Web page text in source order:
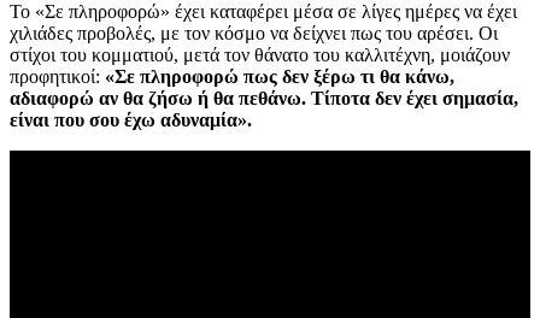
Το «Σε πληροφορώ» έχει καταφέρει μέσα σε λίγες ημέρες να έχει
χιλιάδες προβολές, με τον κόσμο να δείχνει πως του αρέσει. Οι
στίχοι του κομματιού, μετά τον θάνατο του καλλιτέχνη, μοιάζουν
προφητικοί: «Σε πληροφορώ πως δεν ξέρω τι θα κάνω,
αδιαφορώ αν θα ζήσω ή θα πεθάνω. Τίποτα δεν έχει σημασία,
είναι που σου έχω αδυναμία».